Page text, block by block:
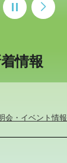
情報
会・イベント情報